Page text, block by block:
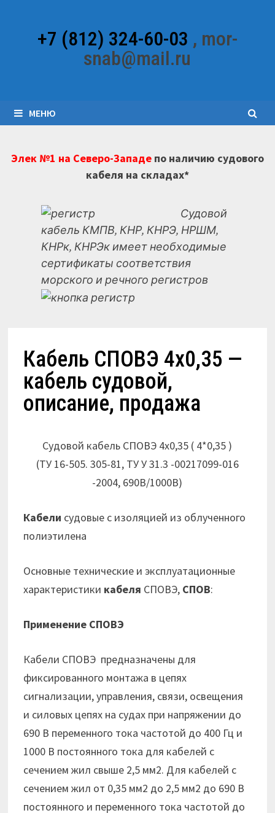
содержимому+7 (812) 324-60-03 , mor-
snab@mail.ru
МЕНЮ
Элек №1 на Северо-Западепо наличию судового
кабеля на складах*
Судовой
кабель КМПВ, КНР, КНРЭ, НРШМ,
КНРк, КНРЭк имеет необходимые
сертификаты соответствия
морского и речного регистров
Кабель СПОВЭ 4х0,35 —
кабель судовой,
описание, продажа
Судовой кабель СПОВЭ 4х0,35 ( 4*0,35 )
(ТУ 16-505. 305-81, ТУ У 31.3 -00217099-016
-2004, 690В/1000В)
Кабели судовые с изоляцией из облученного
полиэтилена
Основные технические и эксплуатационные
характеристики кабеля СПОВЭ, СПОВ:
Применение СПОВЭ
Кабели СПОВЭ предназначены для
фиксированного монтажа в цепях
сигнализации, управления, связи, освещения
и силовых цепях на судах при напряжении до
690 В переменного тока частотой до 400 Гц и
1000 В постоянного тока для кабелей с
сечением жил свыше 2,5 мм2. Для кабелей с
сечением жил от 0,35 мм2 до 2,5 мм2 до 690 В
постоянного и переменного тока частотой до